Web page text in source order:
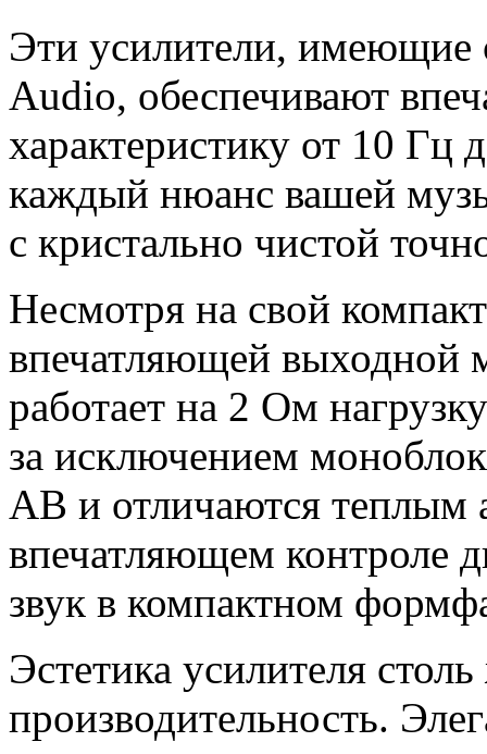
Эти усилители, имеющие
Audio, обеспечивают
характеристику от 10 Гц
каждый нюанс вашей
с кристально чистой
Несмотря на свой
впечатляющей выходной
работает на 2 Ом
за исключением
AB и отличаются теплым
впечатляющем контроле
звук в компактном
Эстетика усилителя
производительность.